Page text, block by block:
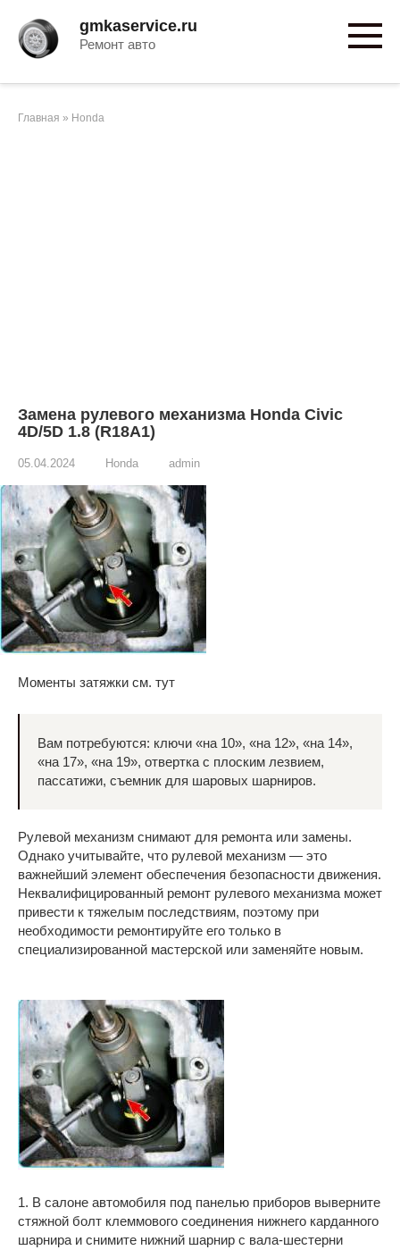
контенту
gmkaservice.ru
Ремонт авто
Главная » Honda
Замена рулевого механизма Honda Civic
4D/5D 1.8 (R18A1)
05.04.2024 Honda admin
Моменты затяжки см. тут
Вам потребуются: ключи «на 10», «на 12», «на 14»,
«на 17», «на 19», отвертка с плоским лезвием,
пассатижи, съемник для шаровых шарниров.
Рулевой механизм снимают для ремонта или замены.
Однако учитывайте, что рулевой механизм — это
важнейший элемент обеспечения безопасности движения.
Неквалифицированный ремонт рулевого механизма может
привести к тяжелым последствиям, поэтому при
необходимости ремонтируйте его только в
специализированной мастерской или заменяйте новым.
1. В салоне автомобиля под панелью приборов выверните
стяжной болт клеммового соединения нижнего карданного
шарнира и снимите нижний шарнир с вала-шестерни